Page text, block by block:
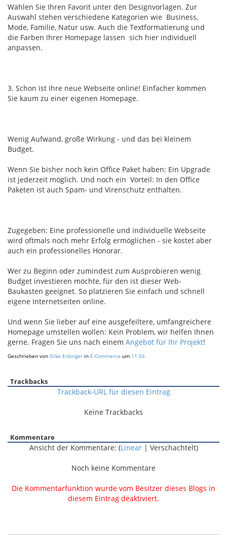
Wählen Sie Ihren Favorit unter den Designvorlagen. Zur
Auswahl stehen verschiedene Kategorien wie Business,
Mode, Familie, Natur usw. Auch die Textformatierung und
die Farben Ihrer Homepage lassen sich hier individuell
anpassen.
3. Schon ist Ihre neue Webseite online! Einfacher kommen
Sie kaum zu einer eigenen Homepage.
Wenig Aufwand, große Wirkung - und das bei kleinem
Budget.
Wenn Sie bisher noch kein Office Paket haben: Ein Upgrade
ist jederzeit möglich. Und noch ein Vorteil: In den Office
Paketen ist auch Spam- und Virenschutz enthalten.
Zugegeben: Eine professionelle und individuelle Webseite
wird oftmals noch mehr Erfolg ermöglichen - sie kostet aber
auch ein professionelles Honorar.
Wer zu Beginn oder zumindest zum Ausprobieren wenig
Budget investieren möchte, für den ist dieser Web-
Baukasten geeignet. So platzieren Sie einfach und schnell
eigene Internetseiten online.
Und wenn Sie lieber auf eine ausgefeiltere, umfangreichere
Homepage umstellen wollen: Kein Problem, wir helfen Ihnen
gerne. Fragen Sie uns nach einem Angebot für Ihr Projekt!
Geschrieben von Silke Eckinger in E-Commerce um 11:56
Trackbacks
Trackback-URL für diesen Eintrag
Keine Trackbacks
Kommentare
Ansicht der Kommentare: (Linear| Verschachtelt)
Noch keine Kommentare
Die Kommentarfunktion wurde vom Besitzer dieses Blogs in
diesem Eintrag deaktiviert.